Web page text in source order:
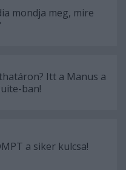
mondja meg, mire
Itt a Manus a
ban!
a siker kulcsa!